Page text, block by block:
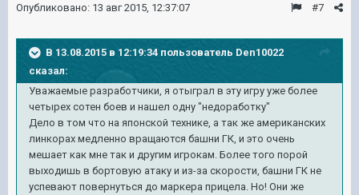
#7
Опубликовано: 13 авг 2015, 12:37:07
В 13.08.2015 в 12:19:34 пользователь Den10022
сказал:
Уважаемые разработчики, я отыграл в эту игру уже более
четырех сотен боев и нашел одну "недоработку"
Дело в том что на японской технике, а так же американских
линкорах медленно вращаются башни ГК, и это очень
мешает как мне так и другим игрокам. Более того порой
выходишь в бортовую атаку и из-за скорости, башни ГК не
успевают повернуться до маркера прицела. Но! Они же